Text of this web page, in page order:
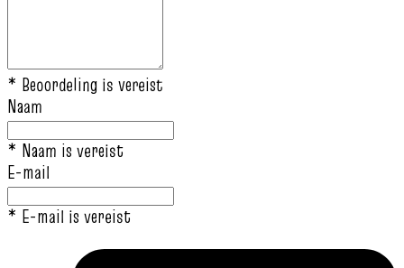
* Beoordeling is vereist
Naam
* Naam is vereist
E-mail
* E-mail is vereist